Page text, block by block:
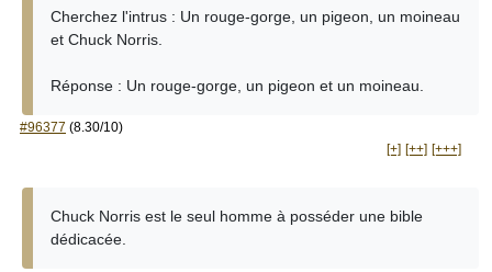
Cherchez l'intrus : Un rouge-gorge, un pigeon, un moineau
et Chuck Norris.
Réponse : Un rouge-gorge, un pigeon et un moineau.
#96377 (8.30/10)
[+] [++] [+++]
Chuck Norris est le seul homme à posséder une bible
dédicacée.